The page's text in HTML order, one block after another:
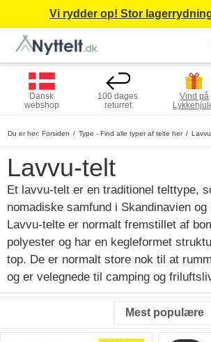
Vi rydder op! Stor
Dansk
webshop
100 dages
returret
Vind på
Du er her: Forsiden Type - Find alle typer af telte her
Lavvu-telt
Et lavvu-telt er en traditionel telttype,
nomadiske samfund i Skandinavien og
Lavvu-telte er normalt fremstillet af
polyester og har en kegleformet
top. De er normalt store nok til at
og er velegnede til camping og